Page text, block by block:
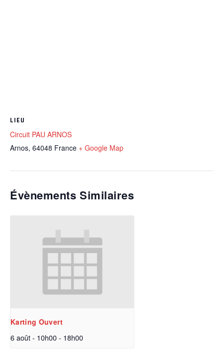
LIEU
Circuit PAU ARNOS
Arnos, 64048 France + Google Map
Évènements Similaires
Karting Ouvert
6 août - 10h00- 18h00